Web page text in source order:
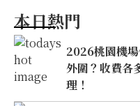
本日熱門
2026桃園機
外圍？收費各
理！